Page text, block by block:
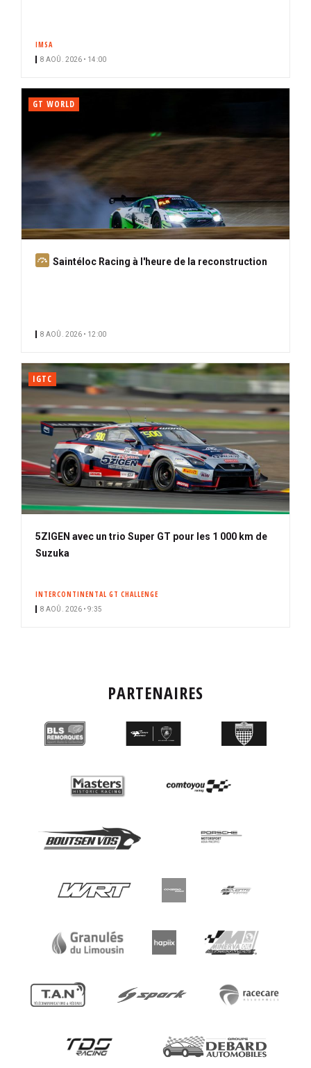
IMSA
8 AOÛ. 2026 • 14:00
GT WORLD
A
Saintéloc Racing à l'heure de la reconstruction
8 AOÛ. 2026 • 12:00
IGTC
5ZIGEN avec un trio Super GT pour les 1 000 km de
Suzuka
INTERCONTINENTAL GT CHALLENGE
8 AOÛ. 2026 • 9:35
PARTENAIRES